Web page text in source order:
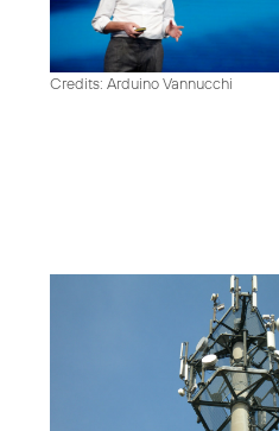
Credits: Arduino Vannucchi